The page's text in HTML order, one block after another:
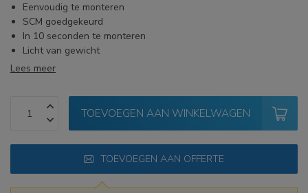
Eenvoudig te monteren
SCM goedgekeurd
In 10 seconden te monteren
Licht van gewicht
Lees meer
TOEVOEGEN AAN WINKELWAGEN
TOEVOEGEN AAN OFFERTE